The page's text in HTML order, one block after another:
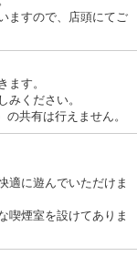
。
いますので、店頭に
きます。
しみください。
）の共有は行えませ
快適に遊んでいただ